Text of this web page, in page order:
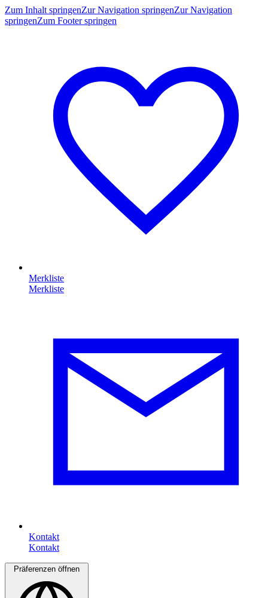
Zum Inhalt springenZur Navigation springenZur Navigation
springenZum Footer springen
Merkliste
Kontakt
Präferenzen öffnen